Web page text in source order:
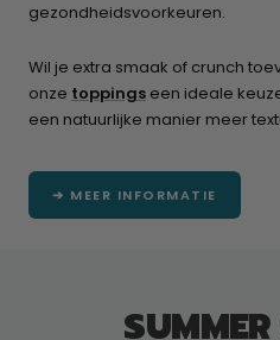
gezondheidsvoorkeuren.
Wil je extra smaak of crunch
onze toppings een ideale
een natuurlijke manier meer
➔ MEER INFORMATIE